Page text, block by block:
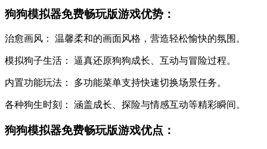
狗狗模拟器免费畅玩版游戏优势：
治愈画风： 温馨柔和的画面风格，营造轻松愉快的氛围。
模拟狗子生活： 逼真还原狗狗成长、互动与冒险过程。
内置功能玩法： 多功能菜单支持快速切换场景任务。
各种狗生时刻： 涵盖成长、探险与情感互动等精彩瞬间。
狗狗模拟器免费畅玩版游戏优点：